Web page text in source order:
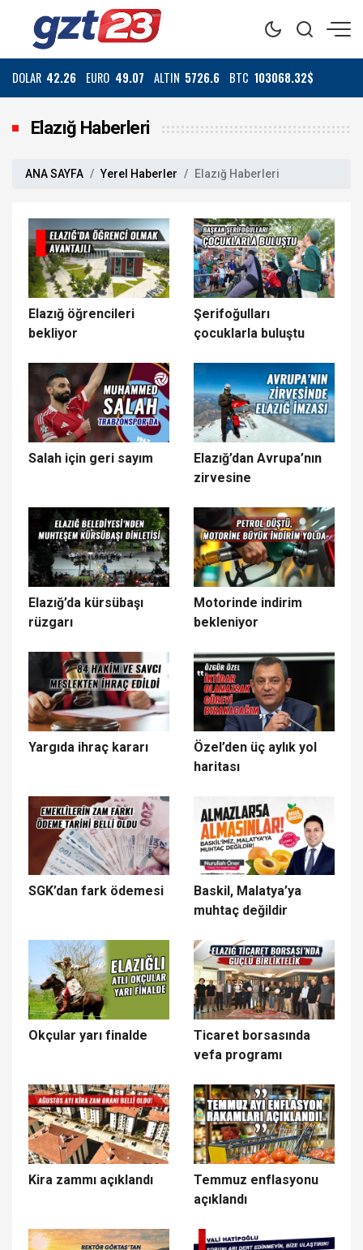
DOLAR 42.26 EURO 49.07 ALTIN 5726.6 BTC 103068.32$
Elazığ Haberleri
ANA SAYFA Yerel Haberler Elazığ Haberleri
Elazığ öğrencileri
bekliyor
Şerifoğulları
çocuklarla buluştu
Salah için geri sayım
Elazığ’dan Avrupa’nın
zirvesine
Elazığ’da kürsübaşı
rüzgarı
Motorinde indirim
bekleniyor
Yargıda ihraç kararı
Özel’den üç aylık yol
haritası
SGK’dan fark ödemesi
Baskil, Malatya’ya
muhtaç değildir
Okçular yarı finalde
Ticaret borsasında
vefa programı
Kira zammı açıklandı
Temmuz enflasyonu
açıklandı